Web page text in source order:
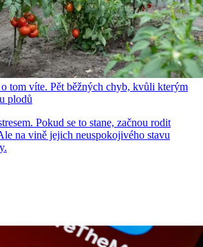
o tom víte. Pět běžných chyb, kvůli kterým
plodů
Pokud se to stane, začnou rodit
na vině jejich neuspokojivého stavu